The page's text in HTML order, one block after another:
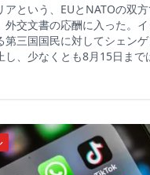
アという、EUとNATOの双
外交文書の応酬に入った。
第三国国民に対してシェン
し、少なくとも8月15日ま